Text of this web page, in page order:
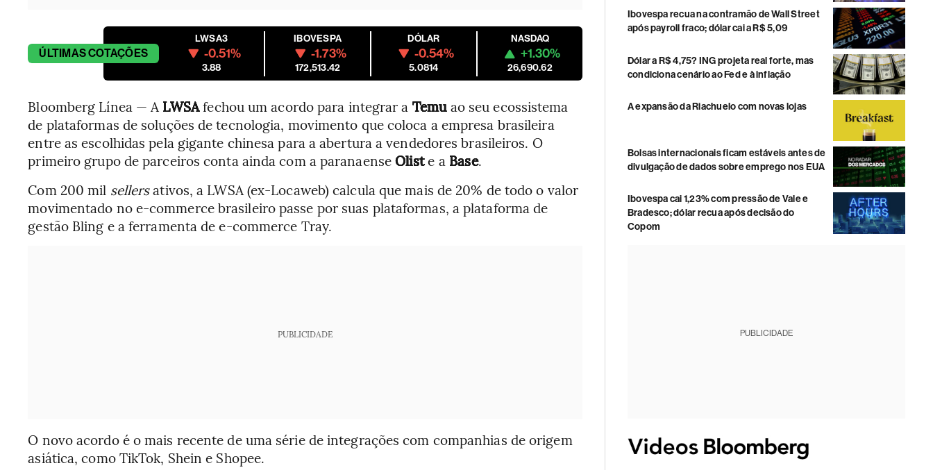
ÚLTIMASCOTAÇÕES
LWSA3
-0.51%
3.88
IBOVESPA
-1.73%
172,513.42
DÓLAR
-0.54%
5.0814
NASDAQ
+1.30%
26,690.62
Bloomberg Línea — A LWSAfechou um acordo para integrar a Temuao seu ecossistema
de plataformas de soluções de tecnologia, movimento que coloca a empresa brasileira
entre as escolhidas pela gigante chinesa para a abertura a vendedores brasileiros. O
primeiro grupo de parceiros conta ainda com a paranaenseOliste a Base.
Com 200 mil sellersativos, a LWSA (ex-Locaweb) calcula que mais de 20% de todo o valor
movimentado no e-commerce brasileiro passe por suas plataformas, a plataforma de
gestão Bling e a ferramenta de e-commerce Tray.
PUBLICIDADE
O novo acordo é o mais recente de uma série de integrações com companhias de origem
asiática, como TikTok, Shein e Shopee.
Ibovespa recua na contramão de Wall Street
após payroll fraco; dólar cai a R$ 5,09
Dólar a R$ 4,75? ING projeta real forte, mas
condiciona cenário ao Fed e à inflação
A expansão da Riachuelo com novas lojas
Bolsas internacionais ficam estáveis antes de
divulgação de dados sobre emprego nos EUA
Ibovespa cai 1,23% com pressão de Vale e
Bradesco; dólar recua após decisão do
Copom
PUBLICIDADE